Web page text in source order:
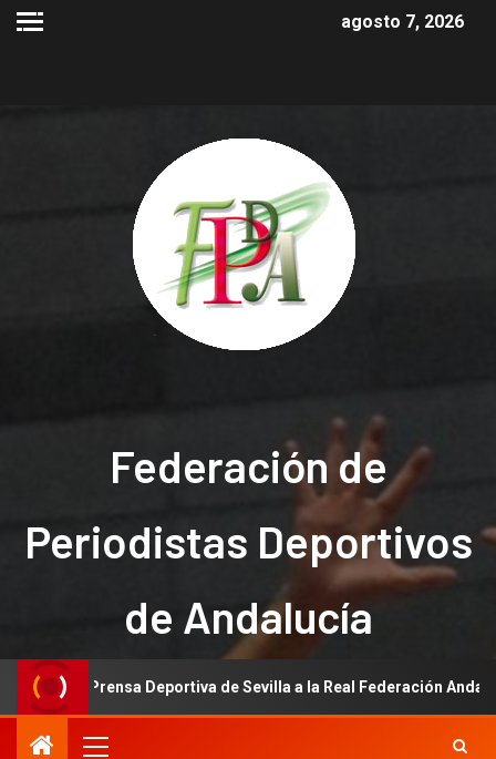
agosto 7, 2026
Federación de
Periodistas Deportivos
de Andalucía
Prensa Deportiva de Sevilla a la Real Federación Andaluza de